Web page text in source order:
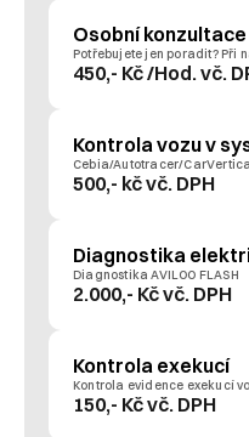
Osobní konzultace
Potřebujete jen poradit? Při
450,- Kč /Hod. vč.
Kontrola vozu v
Cebia/Autotracer/
500,- kč vč. DPH
Diagnostika
Diagnostika AVILOO FLASH
2.000,- Kč vč. DPH
Kontrola exekucí
Kontrola evidence exekucí
150,- Kč vč. DPH